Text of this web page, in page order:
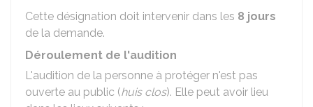
Cette désignation doit intervenir dans les 8 jours
de la demande.
Déroulement de l'audition
L'audition de la personne à protéger n'est pas
ouverte au public (huis clos). Elle peut avoir lieu